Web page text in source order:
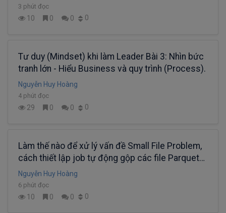
3 phút đọc
10 0 0 0
Tư duy (Mindset) khi làm Leader Bài 3: Nhìn bức
tranh lớn - Hiểu Business và quy trình (Process).
Nguyễn Huy Hoàng
4 phút đọc
29 0 0 0
Làm thế nào để xử lý vấn đề Small File Problem,
cách thiết lập job tự động gộp các file Parquet
nhỏ thành file lớn trên Data Lake?
Nguyễn Huy Hoàng
6 phút đọc
10 0 0 0